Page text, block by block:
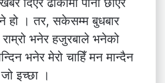
हो । तर, सकेसम्म बुधबार
भनेर हजुरबाले भनेको
भनेर मेरो चाहिँ मन मान्दैन
इच्छा ।